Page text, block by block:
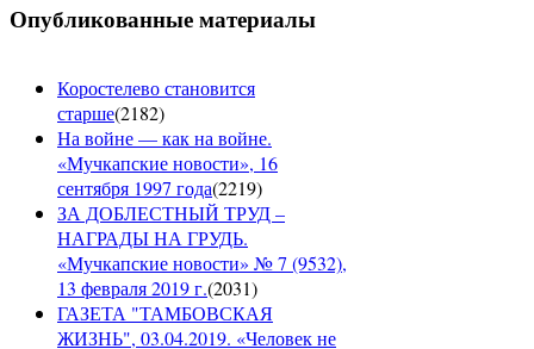
Опубликованные материалы
Коростелево становится
старше(2182)
На войне — как на войне.
«Мучкапские новости», 16
сентября 1997 года(2219)
ЗА ДОБЛЕСТНЫЙ ТРУД –
НАГРАДЫ НА ГРУДЬ.
«Мучкапские новости» № 7 (9532),
13 февраля 2019 г.(2031)
ГАЗЕТА "ТАМБОВСКАЯ
ЖИЗНЬ", 03.04.2019. «Человек не